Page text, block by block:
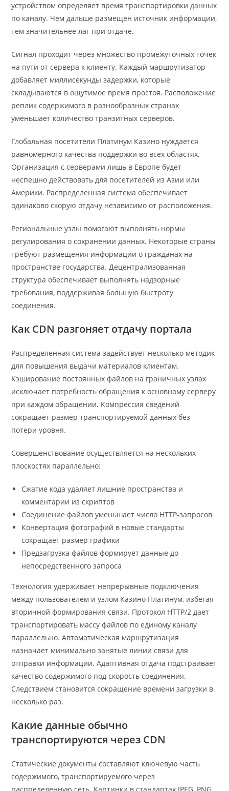
устройством определяет время транспортировки данных
по каналу. Чем дальше размещен источник информации,
тем значительнее лаг при отдаче.
Сигнал проходит через множество промежуточных точек
на пути от сервера к клиенту. Каждый маршрутизатор
добавляет миллисекунды задержки, которые
складываются в ощутимое время простоя. Расположение
реплик содержимого в разнообразных странах
уменьшает количество транзитных серверов.
Глобальная посетители Платинум Казино нуждается
равномерного качества поддержки во всех областях.
Организация с серверами лишь в Европе будет
неспешно действовать для посетителей из Азии или
Америки. Распределенная система обеспечивает
одинаково скорую отдачу независимо от расположения.
Региональные узлы помогают выполнять нормы
регулирования о сохранении данных. Некоторые страны
требуют размещения информации о гражданах на
пространстве государства. Децентрализованная
структура обеспечивает выполнять надзорные
требования, поддерживая большую быстроту
соединения.
Как CDN разгоняет отдачу портала
Распределенная система задействует несколько методик
для повышения выдачи материалов клиентам.
Кэширование постоянных файлов на граничных узлах
исключает потребность обращения к основному серверу
при каждом обращении. Компрессия сведений
сокращает размер транспортируемой данных без
потери уровня.
Совершенствование осуществляется на нескольких
плоскостях параллельно:
Сжатие кода удаляет лишние пространства и
комментарии из скриптов
Соединение файлов уменьшает число HTTP-запросов
Конвертация фотографий в новые стандарты
сокращает размер графики
Предзагрузка файлов формирует данные до
непосредственного запроса
Технология удерживает непрерывные подключения
между пользователем и узлом Казино Платинум, избегая
вторичной формирования связи. Протокол HTTP/2 дает
транспортировать массу файлов по единому каналу
параллельно. Автоматическая маршрутизация
назначает минимально занятые линии связи для
отправки информации. Адаптивная отдача подстраивает
качество содержимого под скорость соединения.
Следствием становится сокращение времени загрузки в
несколько раз.
Какие данные обычно
транспортируются через CDN
Статические документы составляют ключевую часть
содержимого, транспортируемого через